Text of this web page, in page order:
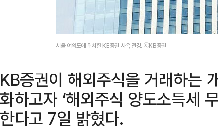
서울 여의도에 위치한 KB증권 사옥 전경. ⓒKB증권
KB증권이 해외주식을 거래하는
화하고자 ‘해외주식 양도소득세
한다고 7일 밝혔다.